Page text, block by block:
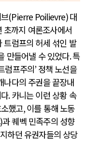
(Pierre Poilievre)대
초까지 여론조사에서
트럼프의 허세 섞인 발
만들어낼 수 있었다.특
럼프주의’ 정책 노선을
나다의 주권을 끝장내
.카니는 이런 상황 속
했고,이를 통해 노동
과 퀘벡 민족주의 성향
하던 유권자들의 상당